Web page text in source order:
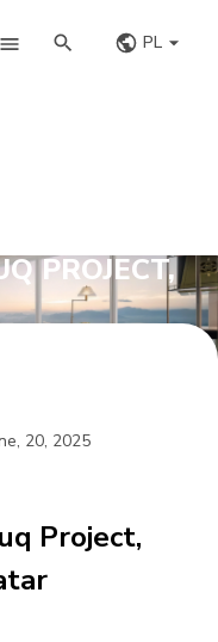
PL
PROJECT,
20, 2025
Project,